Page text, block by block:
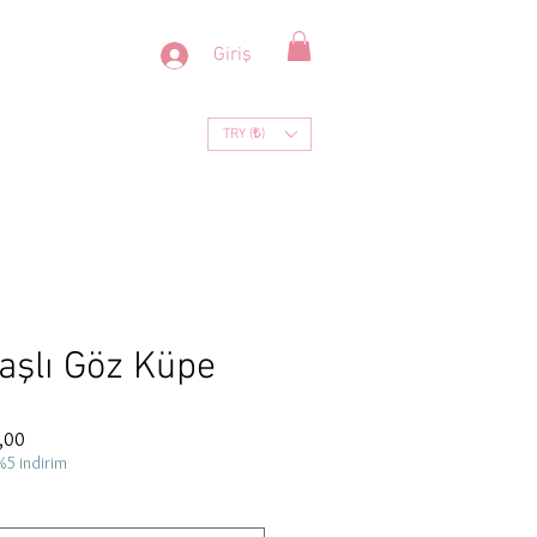
Giriş
TRY (₺)
Göz Küpe
Fiyat
indirim